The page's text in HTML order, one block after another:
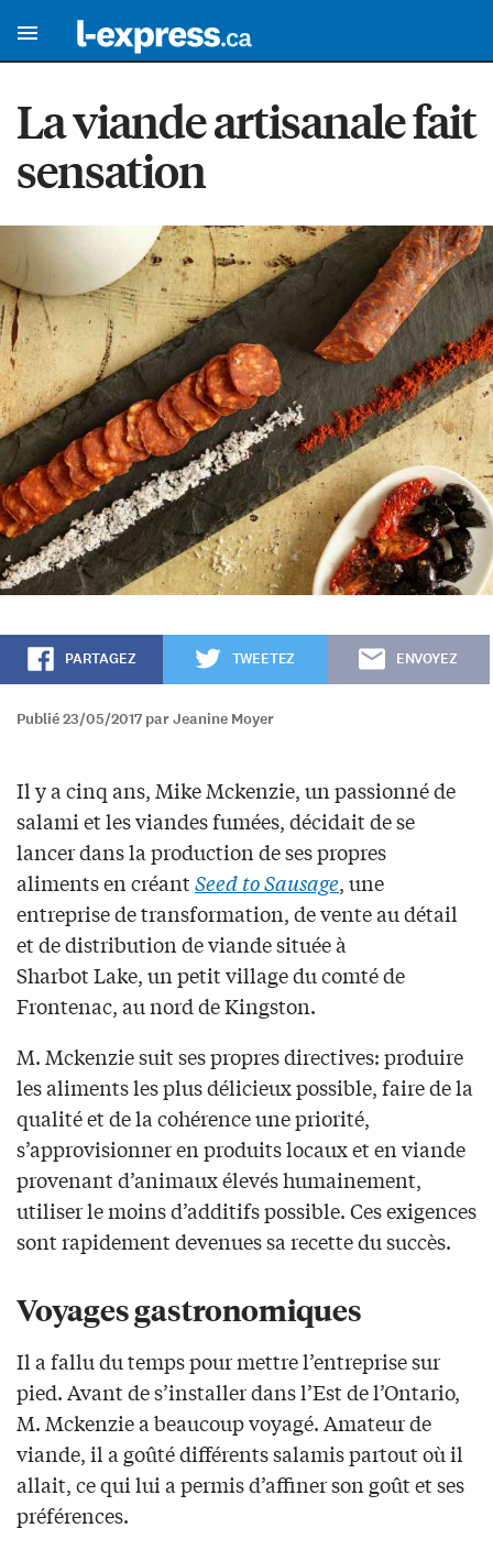
La viande artisanale fait
sensation
PARTAGEZ TWEETEZ ENVOYEZ
Publié 23/05/2017 par Jeanine Moyer
Il y a cinq ans, Mike Mckenzie, un passionné de
salami et les viandes fumées, décidait de se
lancer dans la production de ses propres
aliments en créantSeed to Sausage, une
entreprise de transformation, de vente au détail
et de distribution de viande située à
Sharbot Lake, un petit village du comté de
Frontenac, au nord de Kingston.
M. Mckenzie suit ses propres directives: produire
les aliments les plus délicieux possible, faire de la
qualité et de la cohérence une priorité,
s’approvisionner en produits locaux et en viande
provenant d’animaux élevés humainement,
utiliser le moins d’additifs possible. Ces exigences
sont rapidement devenues sa recette du succès.
Voyages gastronomiques
Il a fallu du temps pour mettre l’entreprise sur
pied. Avant de s’installer dans l’Est de l’Ontario,
M. Mckenzie a beaucoup voyagé. Amateur de
viande, il a goûté différents salamis partout où il
allait, ce qui lui a permis d’affiner son goût et ses
préférences.